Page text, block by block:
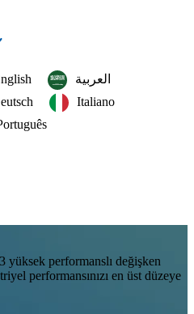
العربية‏
Italiano
performanslı değişken
performansınızı en üst düzeye